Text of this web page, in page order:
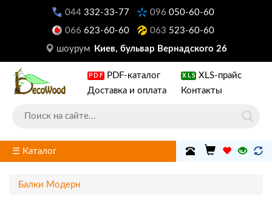
044 332-33-77 096 050-60-60
066 623-60-60 063 523-60-60
шоурум
Киев, бульвар Вернадского 26
PDF PDF-каталог XLS XLS-прайс
Доставка и оплата
Контакты
☰ Каталог
Балки Модерн